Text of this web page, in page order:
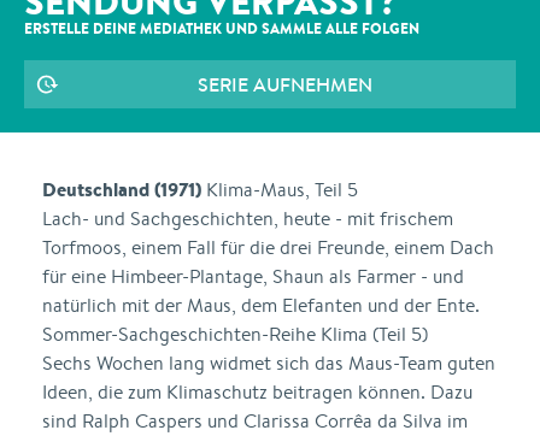
ERSTELLE DEINE MEDIATHEK UND SAMMLE ALLE FOLGEN
SERIE AUFNEHMEN
Deutschland (1971) Klima-Maus, Teil 5
Lach- und Sachgeschichten, heute - mit frischem
Torfmoos, einem Fall für die drei Freunde, einem Dach
für eine Himbeer-Plantage, Shaun als Farmer - und
natürlich mit der Maus, dem Elefanten und der Ente.
Sommer-Sachgeschichten-Reihe Klima (Teil 5)
Sechs Wochen lang widmet sich das Maus-Team guten
Ideen, die zum Klimaschutz beitragen können. Dazu
sind Ralph Caspers und Clarissa Corrêa da Silva im